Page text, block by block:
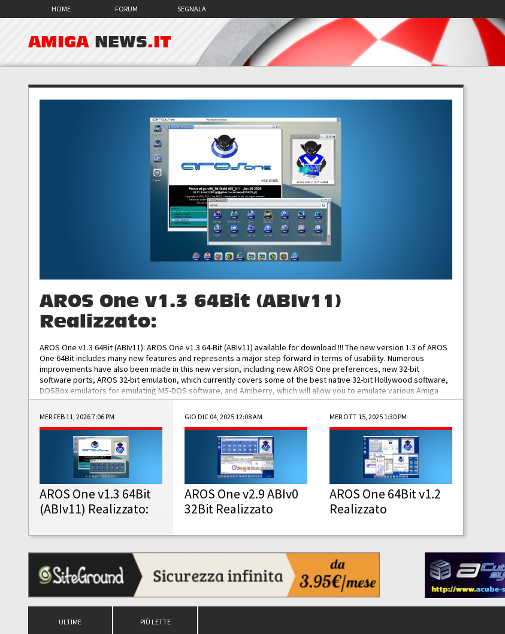
HOME FORUM SEGNALA
AMIGA NEWS.IT
AROS One v1.3 64Bit (ABIv11)
Realizzato:
AROS One v1.3 64Bit (ABIv11): AROS One v1.3 64-Bit (ABIv11) available for download !!! The new version 1.3 of AROS
One 64Bit includes many new features and represents a major step forward in terms of usability. Numerous
improvements have also been made in this new version, including new AROS One preferences, new 32-bit
software ports, AROS 32-bit emulation, which currently covers some of the best native 32-bit Hollywood software,
DOSBox emulators for emulating MS-DOS software, and Amiberry, which will allow you to emulate various Amiga
and AROS 68k models. AROS One v1.3 64-Bit-v11 ISO/IMG/: Download Functionalities: Improved...
MER FEB 11, 2026 7:06 PM
AROS One v1.3 64Bit
(ABIv11) Realizzato:
GIO DIC 04, 2025 12:08 AM
AROS One v2.9 ABIv0
32Bit Realizzato
MER OTT 15, 2025 1:30 PM
AROS One 64Bit v1.2
Realizzato
ULTIME PIÙ LETTE